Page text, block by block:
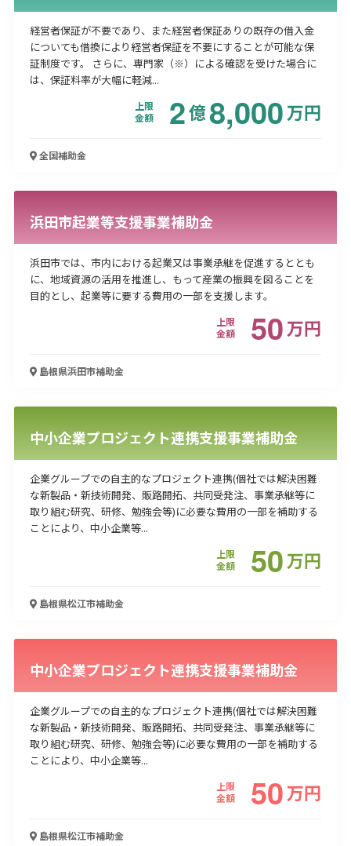
経営者保証が不要であり、また経営者保証ありの既存の借入金
についても借換により経営者保証を不要にすることが可能な保
証制度です。 さらに、専門家（※）による確認を受けた場合に
は、保証料率が大幅に軽減...
上限
金額
2億8,000万円
全国補助金
浜田市起業等支援事業補助金
浜田市では、市内における起業又は事業承継を促進するととも
に、地域資源の活用を推進し、もって産業の振興を図ることを
目的とし、起業等に要する費用の一部を支援します。
上限
金額
50万円
島根県浜田市補助金
中小企業プロジェクト連携支援事業補助金
企業グループでの自主的なプロジェクト連携(個社では解決困難
な新製品・新技術開発、販路開拓、共同受発注、事業承継等に
取り組む研究、研修、勉強会等)に必要な費用の一部を補助する
ことにより、中小企業等...
上限
金額
50万円
島根県松江市補助金
中小企業プロジェクト連携支援事業補助金
企業グループでの自主的なプロジェクト連携(個社では解決困難
な新製品・新技術開発、販路開拓、共同受発注、事業承継等に
取り組む研究、研修、勉強会等)に必要な費用の一部を補助する
ことにより、中小企業等...
上限
金額
50万円
島根県松江市補助金